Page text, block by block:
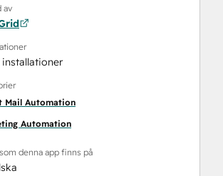
av
installationer
Mail Automation
Automation
denna app finns på